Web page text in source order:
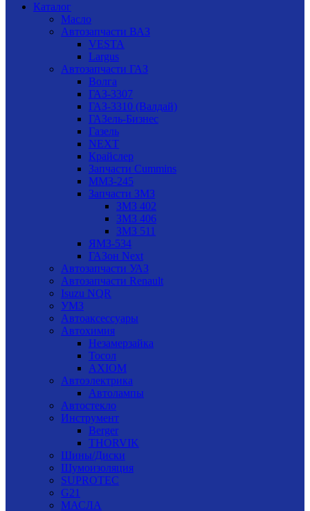
Каталог
Масло
Автозапчасти ВАЗ
VESTA
Largus
Автозапчасти ГАЗ
Волга
ГАЗ-3307
ГАЗ-3310 (Валдай)
ГАЗель-Бизнес
Газель
NEXT
Крайслер
Запчасти Cummins
ММЗ-245
Запчасти ЗМЗ
ЗМЗ 402
ЗМЗ 406
ЗМЗ 511
ЯМЗ-534
ГАЗон Next
Автозапчасти УАЗ
Автозапчасти Renault
Isuzu NQR
УМЗ
Автоаксессуары
Автохимия
Незамерзайка
Тосол
AXIOM
Автоэлектрика
Автолампы
Автостекло
Инструмент
Berger
THORVIK
Шины/Диски
Шумоизоляция
SUPROTEC
G21
МАСЛА